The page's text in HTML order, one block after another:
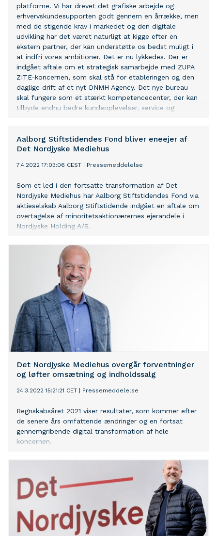
platforme. Vi har drevet det grafiske arbejde og
erhvervskundesupporten godt gennem en årrække, men
med de stigende krav i markedet og den digitale
udvikling har det været naturligt at kigge efter en
ekstern partner, der kan understøtte os bedst muligt i
at indfri vores ambitioner. Det er nu lykkedes. Der er
indgået aftale om et strategisk samarbejde med ZUPA
ZITE-koncernen, som skal stå for etableringen og den
daglige drift af et nyt DNMH Agency. Det nye bureau
skal fungere som et stærkt kompetencecenter, der kan
tilbyde endnu bedre kundeoplevelser, service og
Agency som et in-ho
Aalborg Stiftstidendes Fond bliver eneejer af
Det Nordjyske Mediehus
7.4.2022 17:03:06 CEST Pressemeddelelse
Som et led i den fortsatte transformation af Det
Nordjyske Mediehus har Aalborg Stiftstidendes Fond via
aktieselskab Aalborg Stiftstidende indgået en aftale om
overtagelse af minoritetsaktionærernes ejerandele i
Nordjyske Holding A/S.
Det Nordjyske Mediehus overgår forventninger
og løfter omsætning og indholdssalg
24.3.2022 15:21:21 CET Pressemeddelelse
Regnskabsåret 2021 viser resultater, som kommer efter
de senere års omfattende ændringer og en fortsat
gennemgribende digital transformation af hele
koncernen.